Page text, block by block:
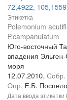
72,4922, 105,1559
Этикетка
Polemonium
P.campanulatum
Юго-восточный
впадения
моря
12.07.2010. Собр.
Опр. Е.Б.
Дата ввода этикетки